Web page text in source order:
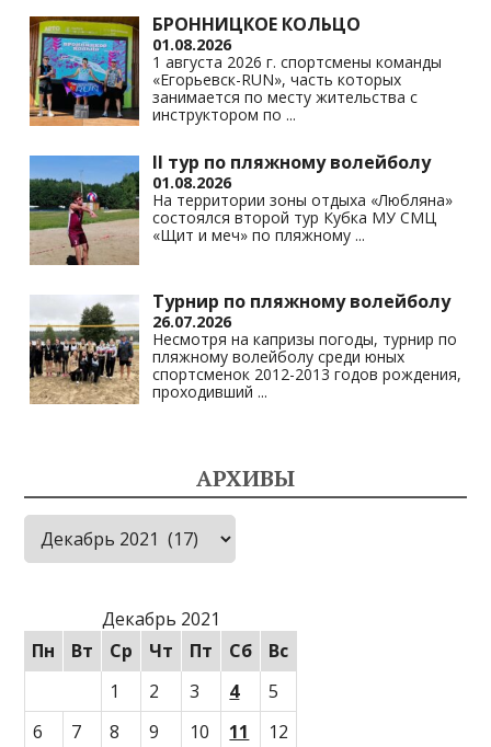
БРОННИЦКОЕ КОЛЬЦО
01.08.2026
1 августа 2026 г. спортсмены команды
«Егорьевск-RUN», часть которых
занимается по месту жительства с
инструктором по ...
II тур по пляжному волейболу
01.08.2026
На территории зоны отдыха «Любляна»
состоялся второй тур Кубка МУ СМЦ
«Щит и меч» по пляжному ...
Турнир по пляжному волейболу
26.07.2026
Несмотря на капризы погоды, турнир по
пляжному волейболу среди юных
спортсменок 2012-2013 годов рождения,
проходивший ...
АРХИВЫ
Архивы
Декабрь 2021
Пн
Вт Ср Чт Пт Сб
Вс
1
2 3 4
5
6
7 8 9 10 11
12